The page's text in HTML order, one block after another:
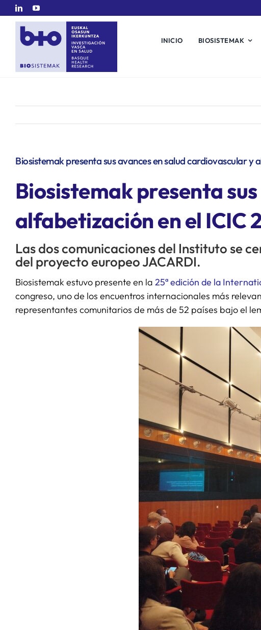
Saltar
contenido
INICIO BIOSISTEMAK
Biosistemak presenta sus avances en salud cardiovascular y
Biosistemak presenta
alfabetización en el ICIC
Las dos comunicaciones del Instituto se
del proyecto europeo JACARDI.
Biosistemak estuvo presente en la 25ª edición de la
congreso, uno de los encuentros internacionales más
representantes comunitarios de más de 52 países bajo el